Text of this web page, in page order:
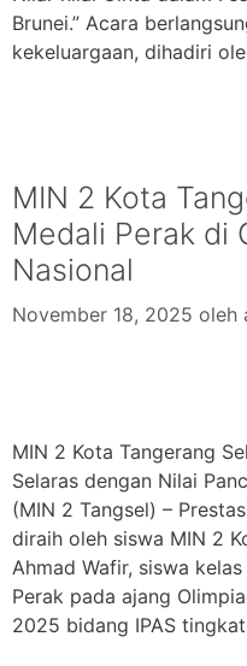
Brunei.” Acara
kekeluargaan, dihadiri
MIN 2 Kota
Medali Perak di
Nasional
November 18, 2025 oleh
MIN 2 Kota Tangerang
Selaras dengan Nilai
(MIN 2 Tangsel) –
diraih oleh siswa MIN 2
Ahmad Wafir, siswa
Perak pada ajang
2025 bidang IPAS